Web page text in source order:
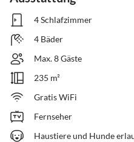
4 Schlafzimmer
4 Bäder
Max. 8 Gäste
235 m²
Gratis WiFi
Fernseher
Haustiere und Hunde